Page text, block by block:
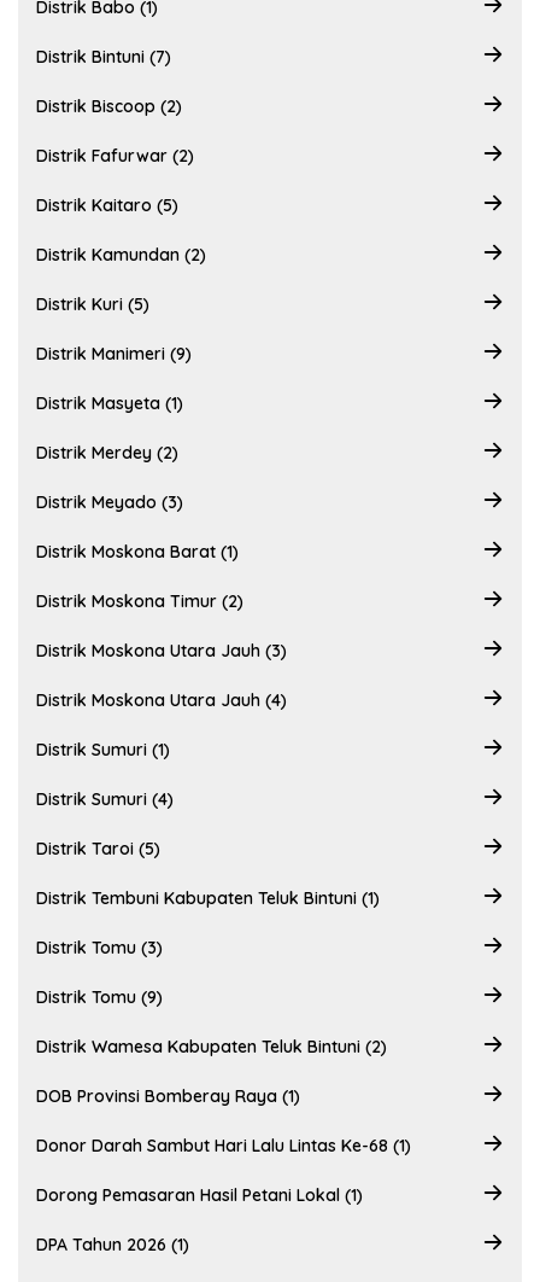
Distrik Babo (1)
Distrik Bintuni (7)
Distrik Biscoop (2)
Distrik Fafurwar (2)
Distrik Kaitaro (5)
Distrik Kamundan (2)
Distrik Kuri (5)
Distrik Manimeri (9)
Distrik Masyeta (1)
Distrik Merdey (2)
Distrik Meyado (3)
Distrik Moskona Barat (1)
Distrik Moskona Timur (2)
Distrik Moskona Utara Jauh (3)
Distrik Moskona Utara Jauh (4)
Distrik Sumuri (1)
Distrik Sumuri (4)
Distrik Taroi (5)
Distrik Tembuni Kabupaten Teluk Bintuni (1)
Distrik Tomu (3)
Distrik Tomu (9)
Distrik Wamesa Kabupaten Teluk Bintuni (2)
DOB Provinsi Bomberay Raya (1)
Donor Darah Sambut Hari Lalu Lintas Ke-68 (1)
Dorong Pemasaran Hasil Petani Lokal (1)
DPA Tahun 2026 (1)